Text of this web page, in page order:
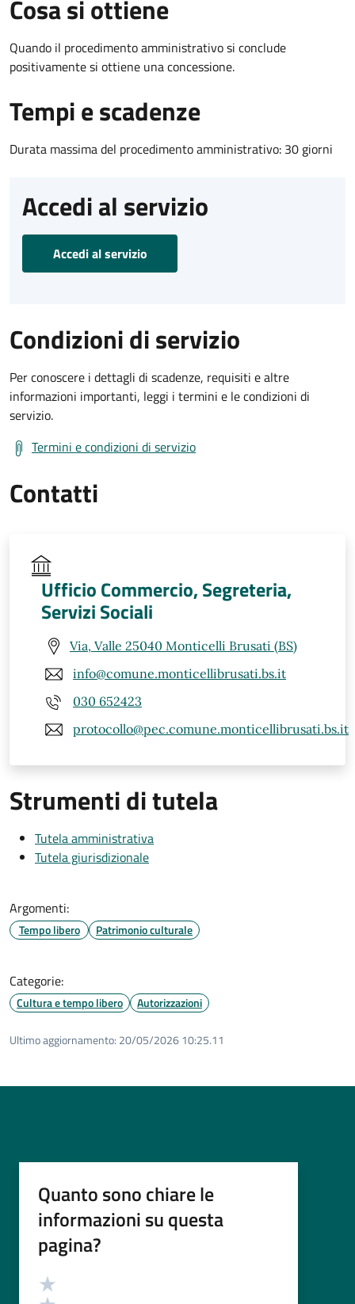
Cosa si ottiene
Quando il procedimento amministrativo si conclude
positivamente si ottiene una concessione.
Tempi e scadenze
Durata massima del procedimento amministrativo: 30 giorni
Accedi al servizio
Accedi al servizio
Condizioni di servizio
Per conoscere i dettagli di scadenze, requisiti e altre
informazioni importanti, leggi i termini e le condizioni di
servizio.
Termini e condizioni di servizio
Contatti
Ufficio Commercio, Segreteria,
Servizi Sociali
Via, Valle 25040 Monticelli Brusati (BS)
info@comune.monticellibrusati.bs.it
030 652423
protocollo@pec.comune.monticellibrusati.bs.it
Strumenti di tutela
Tutela amministrativa
Tutela giurisdizionale
Argomenti:
Tempo libero Patrimonio culturale
Categorie:
Cultura e tempo libero Autorizzazioni
Ultimo aggiornamento: 20/05/2026 10:25.11
Quanto sono chiare le
informazioni su questa
pagina?
Valutazione